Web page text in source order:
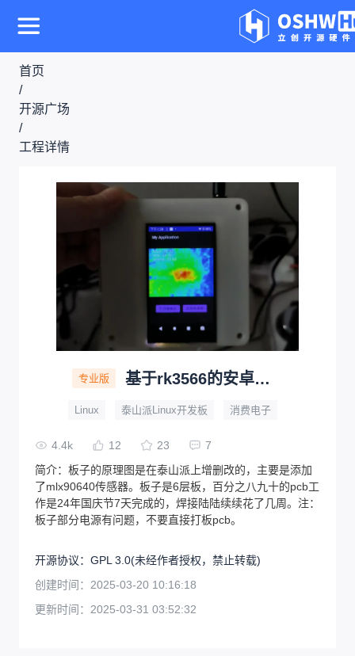
首页
/
开源广场
/
工程详情
专业版 基于rk3566的安卓系统热成像
Linux 泰山派Linux开发板 消费电子
4.4k 12 23
7
简介： 板子的原理图是在泰山派上增删改的，主要是添加
了mlx90640传感器。板子是6层板，百分之八九十的pcb工
作是24年国庆节7天完成的，焊接陆陆续续花了几周。注：
板子部分电源有问题，不要直接打板pcb。
开源协议： GPL 3.0(未经作者授权，禁止转载)
创建时间： 2025-03-20 10:16:18
更新时间： 2025-03-31 03:52:32